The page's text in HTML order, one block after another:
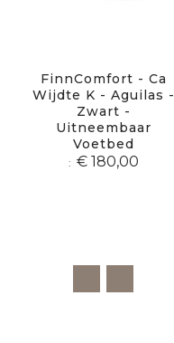
FinnComfort - Ca
Wijdte K - Aguilas -
Zwart -
Uitneembaar
Voetbed
€ 180,00